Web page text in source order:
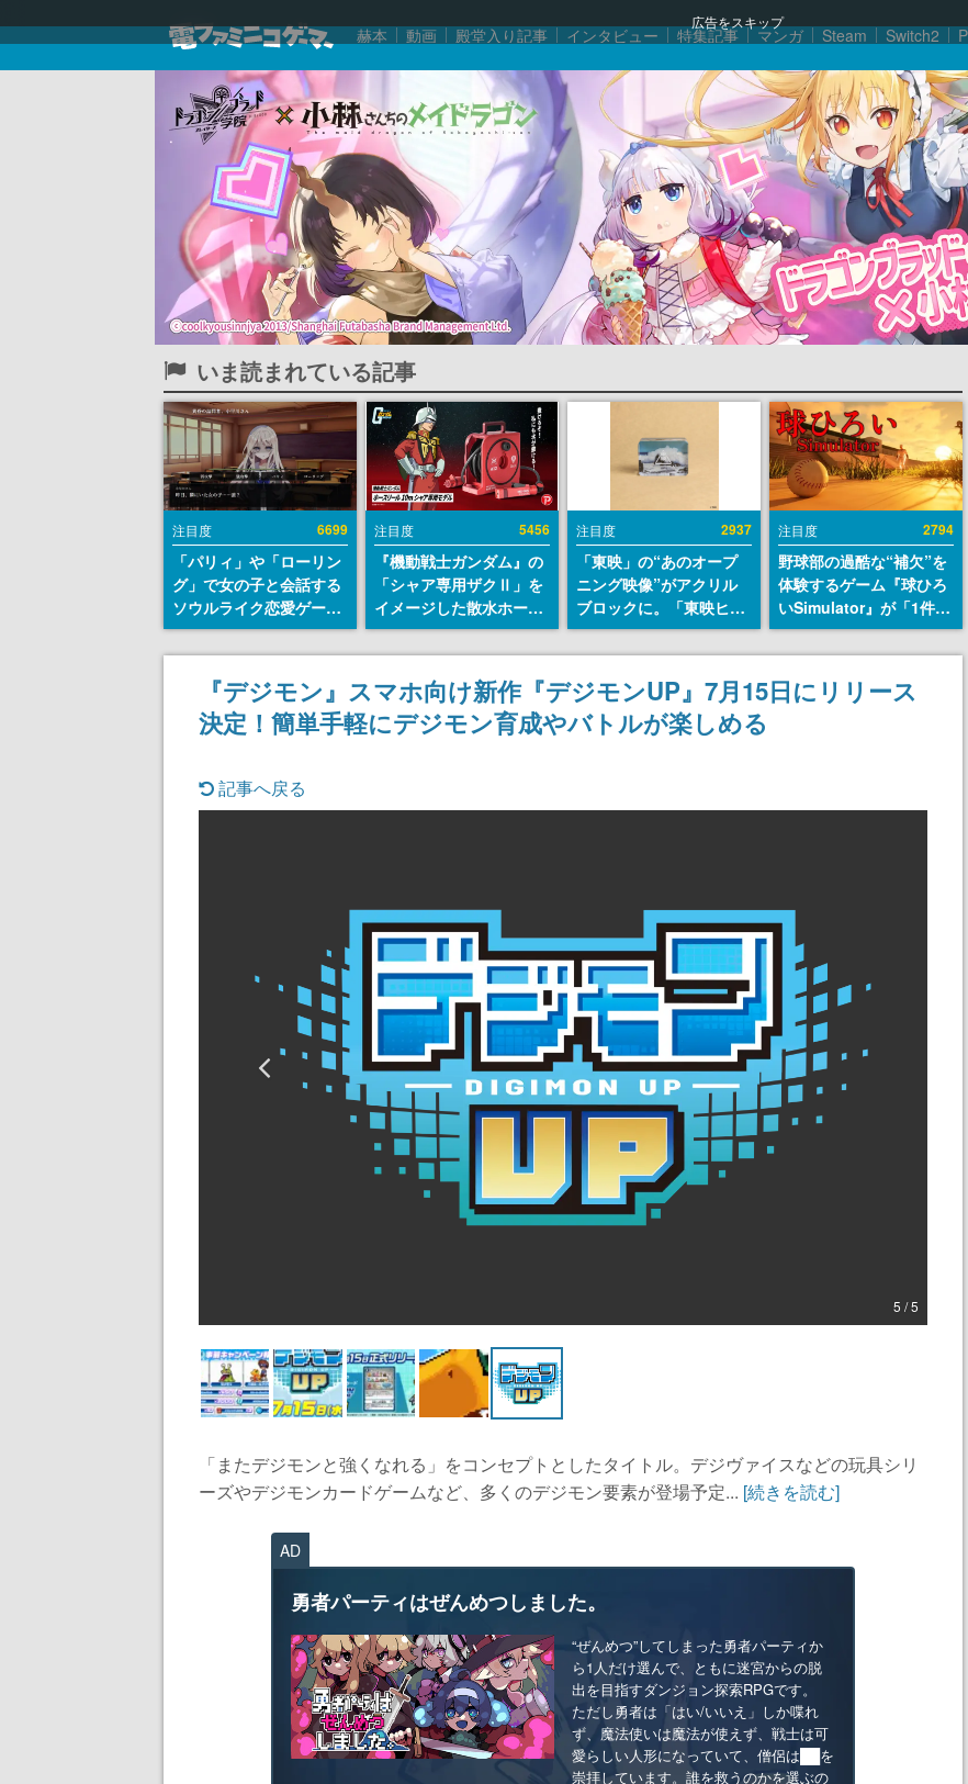
広告をスキップ
赫本 動画 殿堂入り記事 インタビュー 特集記事 マンガ Steam Switch2
いま読まれている記事
注目度 6699
「パリィ」や「ローリン
グ」で女の子と会話する
ソウルライク恋愛ゲーム
『小早川さんはソウルラ
イク』無料公開。返事に
失敗すると「YOU
DIED」
注目度 5456
『機動戦士ガンダム』の
「シャア専用ザクⅡ」を
イメージした散水ホース
リールが予約開始。本体
にはシャアのパーソナル
マークやジオン公国軍の
エンブレム、型式番号な
どを配置
注目度 2937
「東映」の“あのオープ
ニング映像”がアクリル
ブロックに。「東映ヒス
トリカル グッズコレクシ
ョン」が8月下旬より発
売
注目度 2794
野球部の過酷な“補欠”を
体験するゲーム『球ひろ
いSimulator』が「1件」
のウィッシュリストをも
とにチェコ語に対応し
SNSで話題に。『キング
ダム・カム』開発元やチ
『デジモン』スマホ向け新作『デジモンUP』7月15日にリリース
決定！簡単手軽にデジモン育成やバトルが楽しめる
記事へ戻る
5 / 5
「またデジモンと強くなれる」をコンセプトとしたタイトル。デジヴァイスなどの玩具シリ
ーズやデジモンカードゲームなど、多くのデジモン要素が登場予定... [続きを読む]
AD
勇者パーティはぜんめつしました。
“ぜんめつ”してしまった勇者パーティか
ら1人だけ選んで、ともに迷宮からの脱
出を目指すダンジョン探索RPGです。
ただし勇者は「はい/いいえ」しか喋れ
ず、魔法使いは魔法が使えず、戦士は可
愛らしい人形になっていて、僧侶は██を
崇拝しています。誰を救うのかを選ぶの